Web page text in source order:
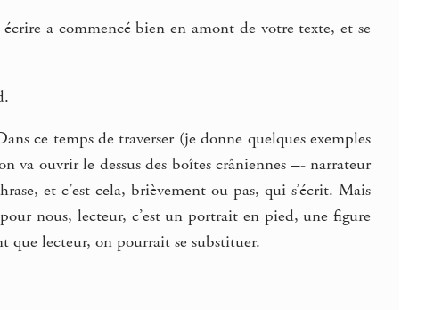
a commencé bien en amont de votre texte, et se
ce temps de traverser (je donne quelques exemples
va ouvrir le dessus des boîtes crâniennes –- narrateur
et c’est cela, brièvement ou pas, qui s’écrit. Mais
nous, lecteur, c’est un portrait en pied, une figure
que lecteur, on pourrait se substituer.